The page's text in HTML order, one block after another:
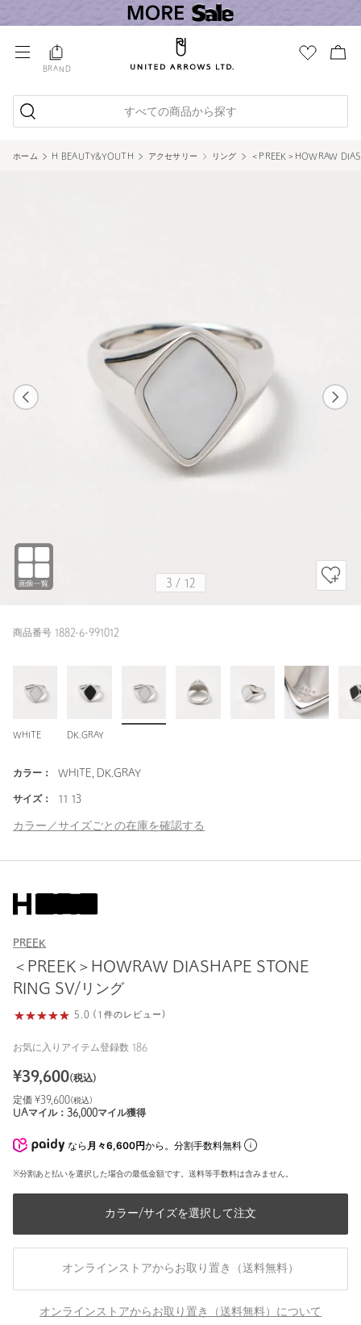
BRAND
すべての商品から探す
ホーム H BEAUTY&YOUTH アクセサリー リング ＜PREEK＞HOWRAW
3 / 12
商品番号 1882-6-991012
WHITE DK.GRAY
カラー： WHITE, DK.GRAY
サイズ： 11 13
カラー／サイズごとの在庫を確認する
PREEK
＜PREEK＞HOWRAW DIASHAPE STONE
RING SV/リング
5.0 (1件のレビュー)
お気に入りアイテム登録数 186
¥39,600(税込)
定価 ¥39,600(税込)
UAマイル： 36,000マイル獲得
なら 月々6,600円から。分割手数料無料
※分割あと払いを選択した場合の最低金額です。送料等手数料は含みません。
カラー/サイズを選択して注文
オンラインストアからお取り置き（送料無料）
オンラインストアからお取り置き（送料無料）について